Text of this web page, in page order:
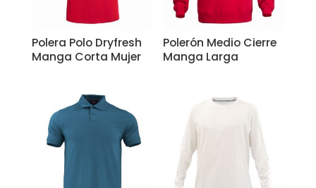
Polera Polo Dryfresh
Manga Corta Mujer
Polerón Medio Cierre
Manga Larga